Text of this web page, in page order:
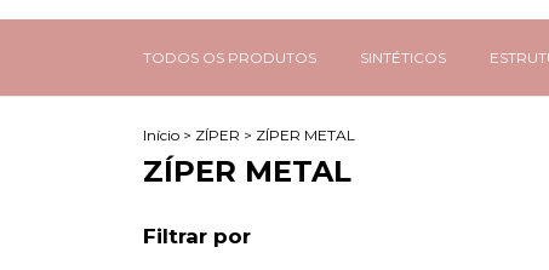
TODOS OS PRODUTOS SINTÉTICOS
Início > ZÍPER > ZÍPER METAL
ZÍPER METAL
Filtrar por